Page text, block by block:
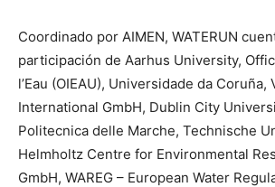
Coordinado por AIMEN, WATERUN
participación de Aarhus University,
l’Eau (OIEAU), Universidade da Coruña,
International GmbH, Dublin City
Politecnica delle Marche, Technische
Helmholtz Centre for Environmental
GmbH, WAREG – European Water